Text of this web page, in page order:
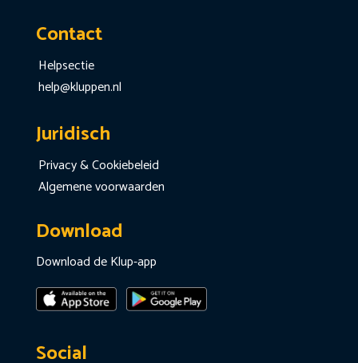
Contact
Helpsectie
help@kluppen.nl
Juridisch
Privacy & Cookiebeleid
Algemene voorwaarden
Download
Download de Klup-app
Social